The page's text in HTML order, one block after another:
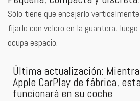
Sólo tiene que encajarlo
fijarlo con velcro en la guantera,
ocupa espacio.
Última actualización:
Apple CarPlay de fábrica,
funcionará en su coche